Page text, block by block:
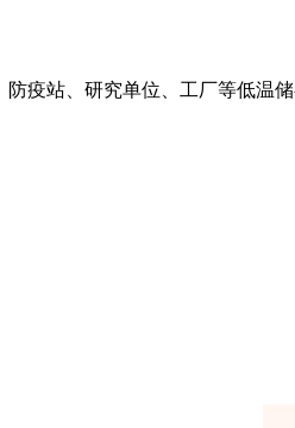
防疫站、研究单位、工厂等低温